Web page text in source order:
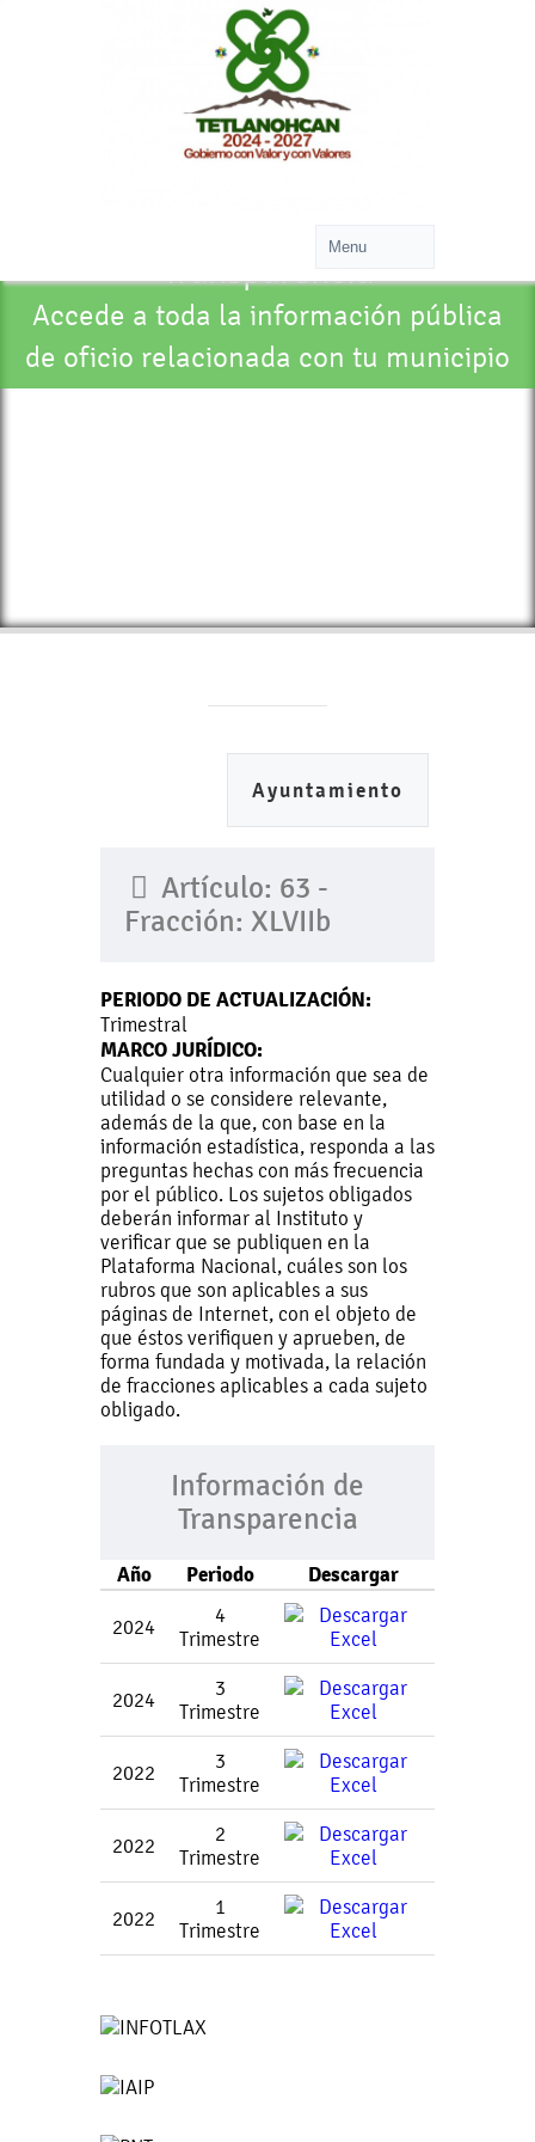
Transparencia
Accede a toda la información pública
de oficio relacionada con tu municipio
Ayuntamiento
Artículo: 63 -
Fracción: XLVIIb
PERIODO DE ACTUALIZACIÓN:
Trimestral
MARCO JURÍDICO:
Cualquier otra información que sea de
utilidad o se considere relevante,
además de la que, con base en la
información estadística, responda a las
preguntas hechas con más frecuencia
por el público. Los sujetos obligados
deberán informar al Instituto y
verificar que se publiquen en la
Plataforma Nacional, cuáles son los
rubros que son aplicables a sus
páginas de Internet, con el objeto de
que éstos verifiquen y aprueben, de
forma fundada y motivada, la relación
de fracciones aplicables a cada sujeto
obligado.
Información de
Transparencia
Año Periodo Descargar
2024
4
Trimestre
2024
3
Trimestre
2022
3
Trimestre
2022
2
Trimestre
2022
1
Trimestre